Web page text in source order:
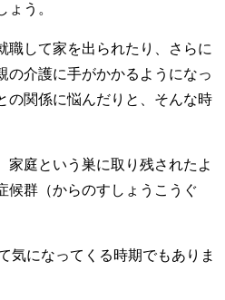
う。
職して家を出られたり、さらに
の介護に手がかかるようになっ
の関係に悩んだりと、そんな時
家庭という巣に取り残されたよ
候群（からのすしょうこうぐ
気になってくる時期でもありま